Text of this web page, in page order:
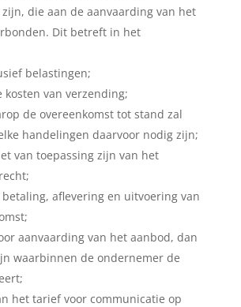
die aan de aanvaarding van het
Dit betreft in het
belastingen;
kosten van verzending;
de overeenkomst tot stand zal
handelingen daarvoor nodig zijn;
van toepassing zijn van het
aflevering en uitvoering van
aanvaarding van het aanbod, dan
waarbinnen de ondernemer de
het tarief voor communicatie op